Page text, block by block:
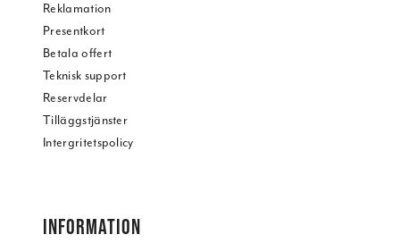
Reklamation
Presentkort
Betala offert
Teknisk support
Reservdelar
Tilläggstjänster
Intergritetspolicy
INFORMATION